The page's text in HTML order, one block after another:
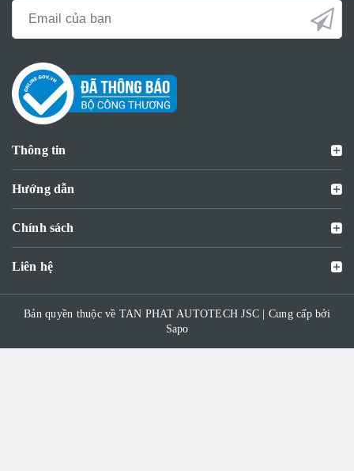
Thông tin
Hướng dẫn
Chính sách
Liên hệ
Bản quyền thuộc về TAN PHAT AUTOTECH JSC | Cung cấp bởi
Sapo